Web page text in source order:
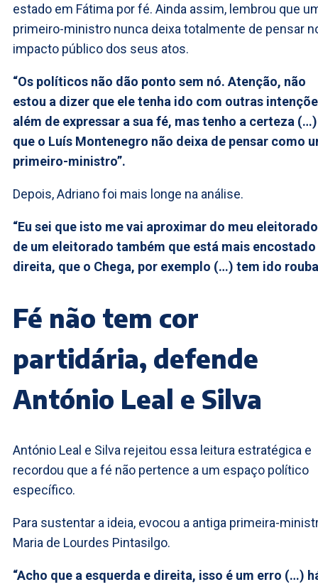
estado em Fátima por fé. Ainda assim, lembrou que
primeiro-ministro nunca deixa totalmente de pensar
impacto público dos seus atos.
“Os políticos não dão ponto sem nó. Atenção, não
estou a dizer que ele tenha ido com outras
além de expressar a sua fé, mas tenho a certeza (…)
que o Luís Montenegro não deixa de pensar como
primeiro-ministro”.
Depois, Adriano foi mais longe na análise.
“Eu sei que isto me vai aproximar do meu
de um eleitorado também que está mais encostado
direita, que o Chega, por exemplo (…) tem ido
Fé não tem cor
partidária, defende
António Leal e Silva
António Leal e Silva rejeitou essa leitura estratégica e
recordou que a fé não pertence a um espaço político
específico.
Para sustentar a ideia, evocou a antiga primeira-
Maria de Lourdes Pintasilgo.
“Acho que a esquerda e direita, isso é um erro (…)